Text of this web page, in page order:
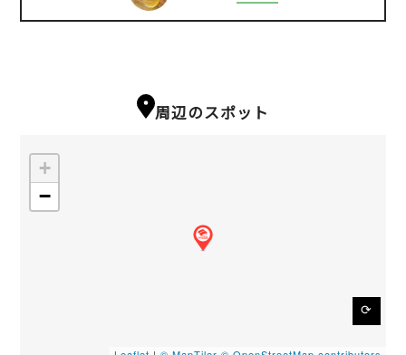
周辺のスポット
+
−
⟳